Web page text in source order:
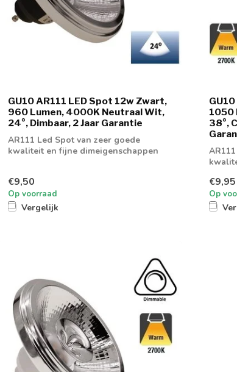
GU10 AR111 LED Spot 12w Zwart,
960 Lumen, 4000K Neutraal Wit,
24°, Dimbaar, 2 Jaar Garantie
AR111 Led Spot van zeer goede
kwaliteit en fijne dimeigenschappen
€9,50
Op voorraad
Vergelijk
1050
38°,
€9,95
Op